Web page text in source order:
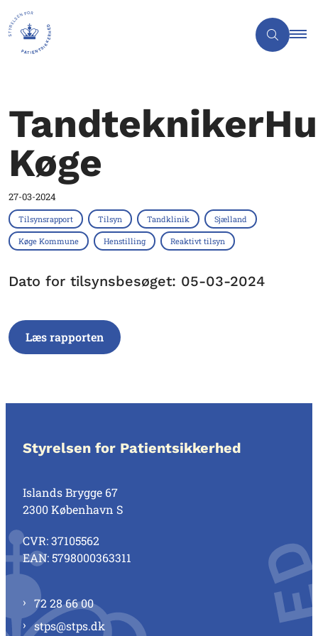
Køge
27-03-2024
Tilsynsrapport Tilsyn Tandklinik Sjælland
Køge Kommune Henstilling Reaktivt tilsyn
Dato for tilsynsbesøget: 05-03-2024
Læs rapporten
Styrelsen for Patientsikkerhed
Islands Brygge 67
2300 København S
CVR: 37105562
EAN: 5798000363311
72 28 66 00
stps@stps.dk